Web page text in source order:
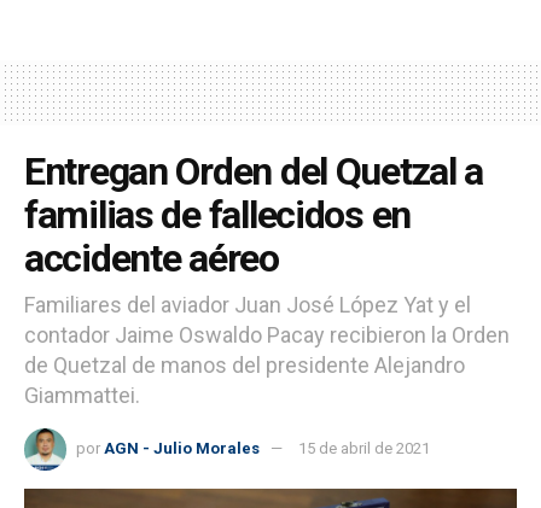
Entregan Orden del Quetzal a
familias de fallecidos en
accidente aéreo
Familiares del aviador Juan José López Yat y el
contador Jaime Oswaldo Pacay recibieron la Orden
de Quetzal de manos del presidente Alejandro
Giammattei.
por AGN - Julio Morales 15 de abril de 2021